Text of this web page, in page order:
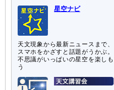
星空ナビ
天文現象から最新ニュースまで、
スマホをかざすと話題がうかぶ。
不思議がいっぱいの星空を楽しも
う